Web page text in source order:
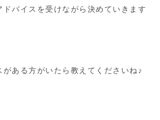
ドバイスを受けながら決めていきます
がある方がいたら教えてくださいね♪